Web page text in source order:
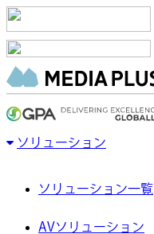
ソリューション
ソリューション一覧
AVソリューション